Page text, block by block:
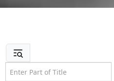
Enter Part of Title